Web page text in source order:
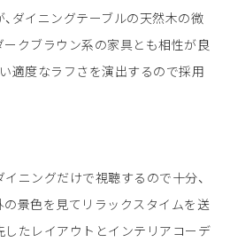
ダイニングテーブルの天然木の微
クブラウン系の家具とも相性が良
適度なラフさを演出するので採用
ニングだけで視聴するので十分、
景色を見てリラックスタイムを送
したレイアウトとインテリアコーデ